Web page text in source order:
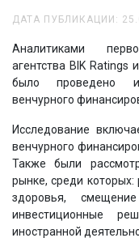
ДАТА ПУБЛИКАЦИИ:
Аналитиками
агентства BIK Ratings
было проведено
венчурного
Исследование
венчурного
Также были
рынке, среди которых:
здоровья,
инвестиционные
иностранной